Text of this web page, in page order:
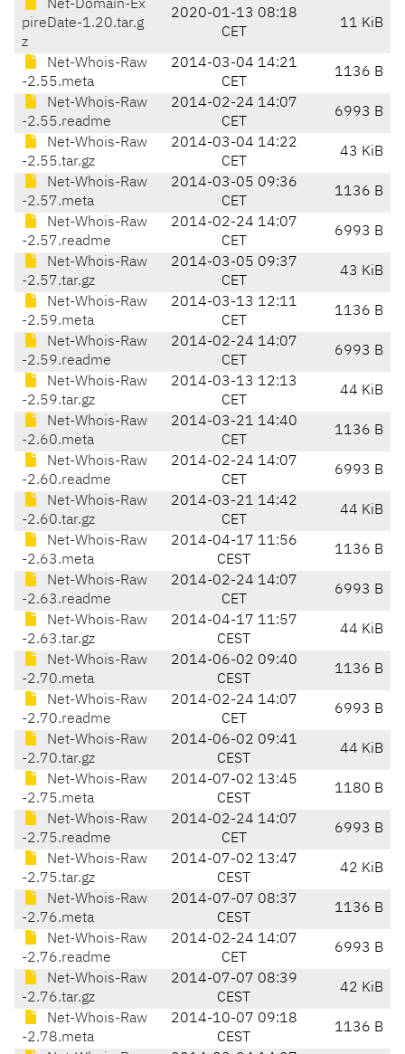
Net-Domain-Ex
pireDate-1.20.tar.g
z
2020-01-13 08:18
CET
11 KiB
Net-Whois-Raw
-2.55.meta
2014-03-04 14:21
CET
1136 B
Net-Whois-Raw
-2.55.readme
2014-02-24 14:07
CET
6993 B
Net-Whois-Raw
-2.55.tar.gz
2014-03-04 14:22
CET
43 KiB
Net-Whois-Raw
-2.57.meta
2014-03-05 09:36
CET
1136 B
Net-Whois-Raw
-2.57.readme
2014-02-24 14:07
CET
6993 B
Net-Whois-Raw
-2.57.tar.gz
2014-03-05 09:37
CET
43 KiB
Net-Whois-Raw
-2.59.meta
2014-03-13 12:11
CET
1136 B
Net-Whois-Raw
-2.59.readme
2014-02-24 14:07
CET
6993 B
Net-Whois-Raw
-2.59.tar.gz
2014-03-13 12:13
CET
44 KiB
Net-Whois-Raw
-2.60.meta
2014-03-21 14:40
CET
1136 B
Net-Whois-Raw
-2.60.readme
2014-02-24 14:07
CET
6993 B
Net-Whois-Raw
-2.60.tar.gz
2014-03-21 14:42
CET
44 KiB
Net-Whois-Raw
-2.63.meta
2014-04-17 11:56
CEST
1136 B
Net-Whois-Raw
-2.63.readme
2014-02-24 14:07
CET
6993 B
Net-Whois-Raw
-2.63.tar.gz
2014-04-17 11:57
CEST
44 KiB
Net-Whois-Raw
-2.70.meta
2014-06-02 09:40
CEST
1136 B
Net-Whois-Raw
-2.70.readme
2014-02-24 14:07
CET
6993 B
Net-Whois-Raw
-2.70.tar.gz
2014-06-02 09:41
CEST
44 KiB
Net-Whois-Raw
-2.75.meta
2014-07-02 13:45
CEST
1180 B
Net-Whois-Raw
-2.75.readme
2014-02-24 14:07
CET
6993 B
Net-Whois-Raw
-2.75.tar.gz
2014-07-02 13:47
CEST
42 KiB
Net-Whois-Raw
-2.76.meta
2014-07-07 08:37
CEST
1136 B
Net-Whois-Raw
-2.76.readme
2014-02-24 14:07
CET
6993 B
Net-Whois-Raw
-2.76.tar.gz
2014-07-07 08:39
CEST
42 KiB
Net-Whois-Raw
-2.78.meta
2014-10-07 09:18
CEST
1136 B